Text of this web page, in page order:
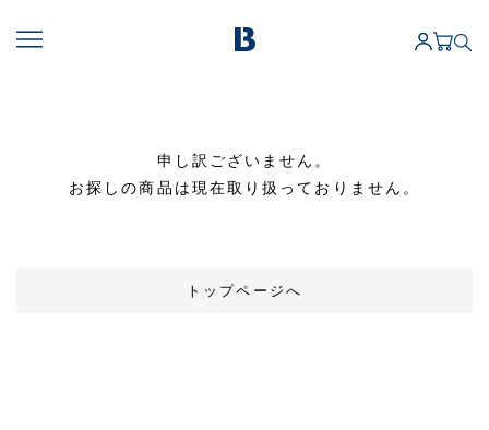
申し訳ございません。
お探しの商品は現在取り扱っておりません。
トップページへ